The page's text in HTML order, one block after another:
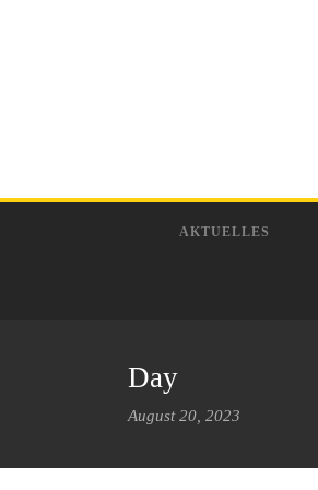
AKTUELLES
Day
August 20, 2023